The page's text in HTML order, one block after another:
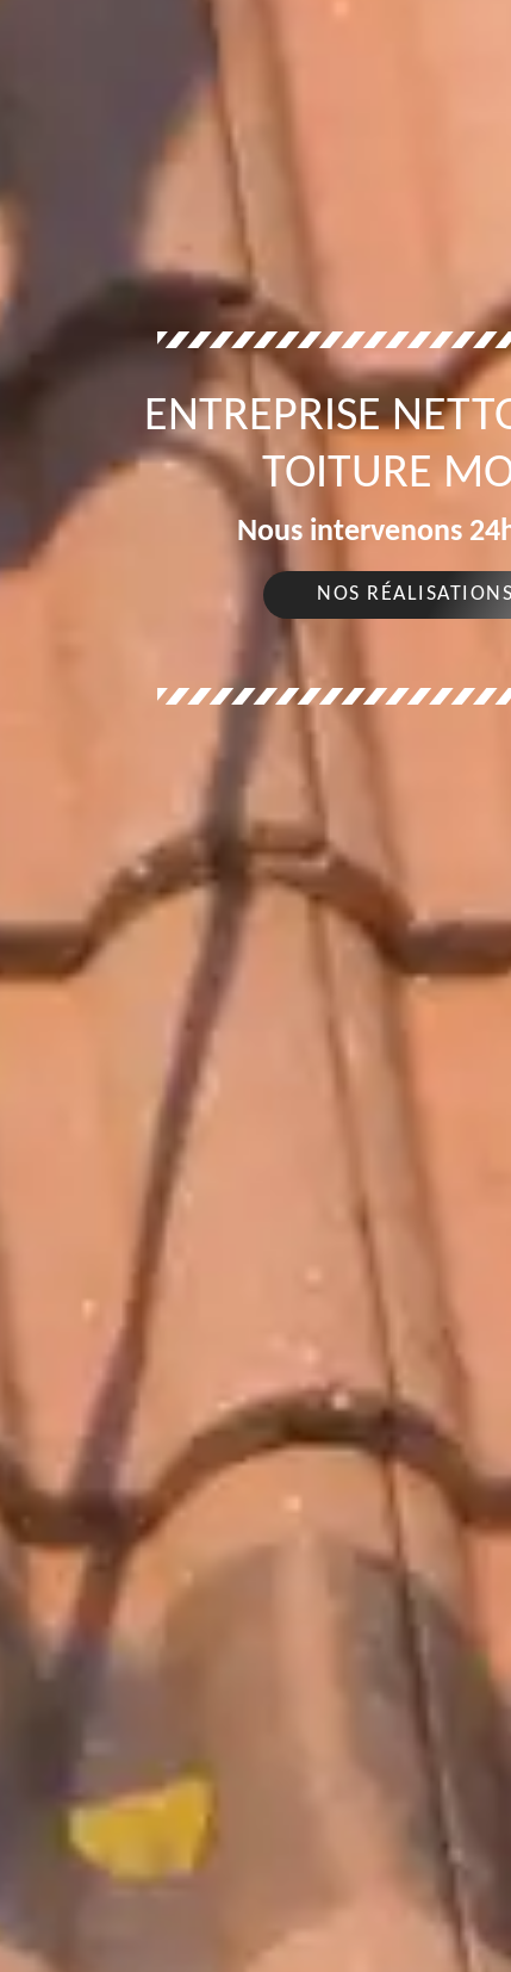
ENTREPRISE
TOITURE
Nous intervenons
NOS RÉALISATIONS